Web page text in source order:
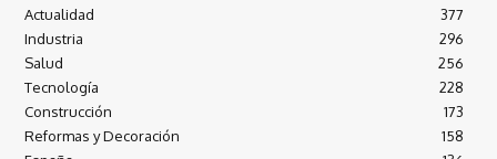
Actualidad
377
Industria
296
Salud
256
Tecnología
228
Construcción
173
Reformas y Decoración
158